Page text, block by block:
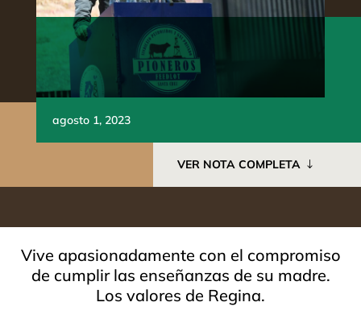
agosto 1, 2023
VER NOTA COMPLETA
Vive apasionadamente con el compromiso
de cumplir las enseñanzas de su madre.
Los valores de Regina.